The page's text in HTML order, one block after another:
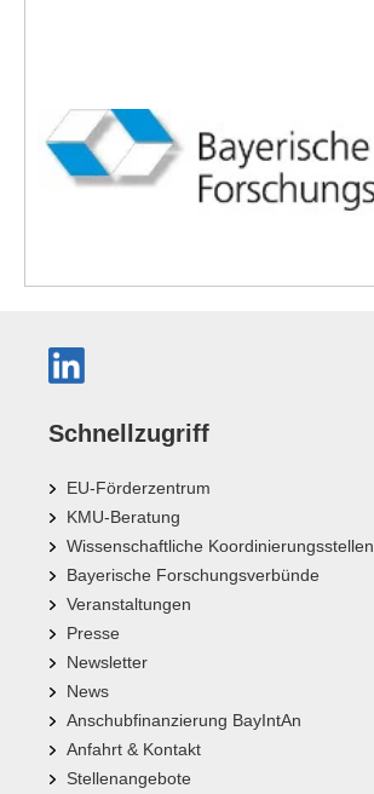
Schnellzugriff
EU-Förderzentrum
KMU-Beratung
Wissenschaftliche Koordinierungsstellen
Bayerische Forschungsverbünde
Veranstaltungen
Presse
Newsletter
News
Anschubfinanzierung BayIntAn
Anfahrt & Kontakt
Stellenangebote